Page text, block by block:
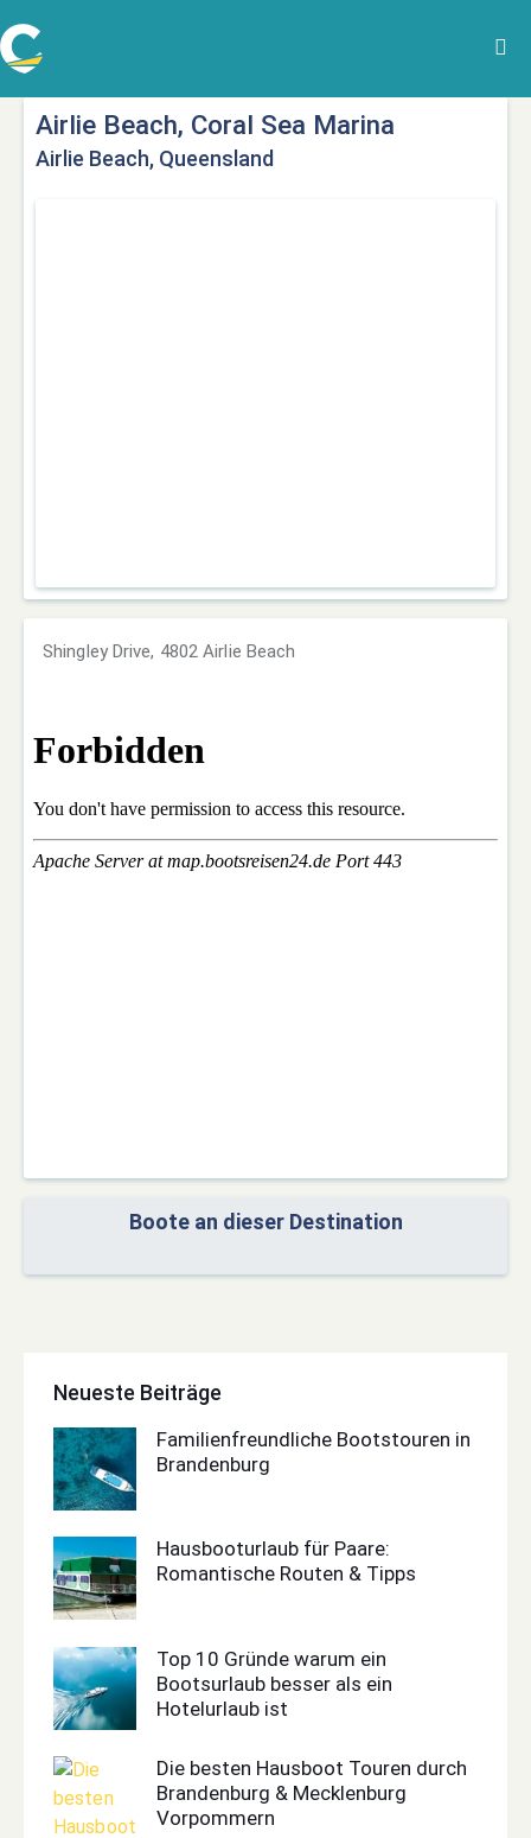
Airlie Beach, Coral Sea Marina
Airlie Beach, Queensland
Shingley Drive, 4802 Airlie Beach
Boote an dieser Destination
Neueste Beiträge
Familienfreundliche Bootstouren in
Brandenburg
Hausbooturlaub für Paare:
Romantische Routen & Tipps
Top 10 Gründe warum ein
Bootsurlaub besser als ein
Hotelurlaub ist
Die besten Hausboot Touren durch
Brandenburg & Mecklenburg
Vorpommern